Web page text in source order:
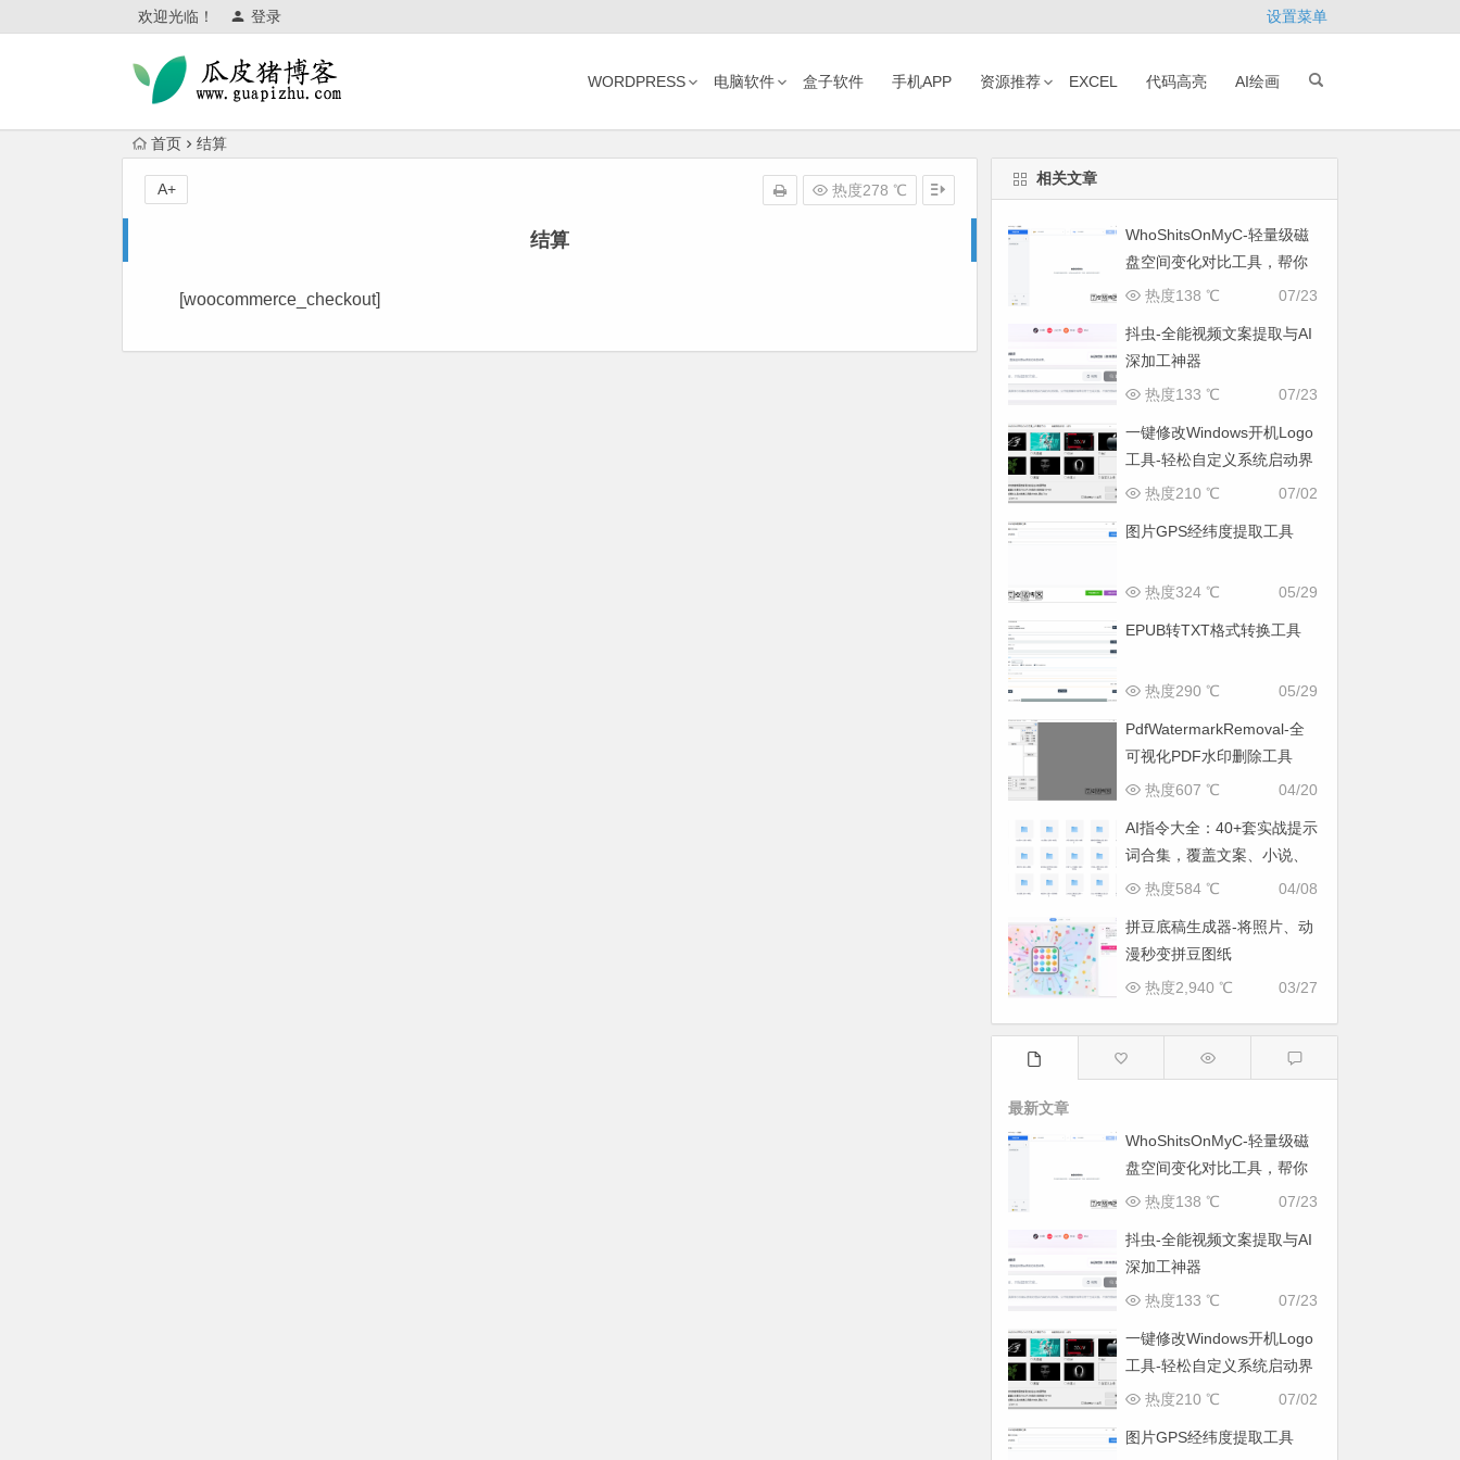
欢迎光临！ 登录 设置菜单
WORDPRESS 电脑软件 盒子软件 手机APP 资源推荐 EXCEL 代码高亮 AI绘画
首页 结算
结算
[woocommerce_checkout]
热度278 ℃
A+
相关文章
WhoShitsOnMyC-轻量级磁
盘空间变化对比工具，帮你
找出“吃掉”空间的罪魁祸首
07/23
热度138 ℃
抖虫-全能视频文案提取与AI
深加工神器
07/23
热度133 ℃
一键修改Windows开机Logo
工具-轻松自定义系统启动界
面
07/02
热度210 ℃
图片GPS经纬度提取工具
05/29
热度324 ℃
EPUB转TXT格式转换工具
05/29
热度290 ℃
PdfWatermarkRemoval-全
可视化PDF水印删除工具
04/20
热度607 ℃
AI指令大全：40+套实战提示
词合集，覆盖文案、小说、
运营全场景
04/08
热度584 ℃
拼豆底稿生成器-将照片、动
漫秒变拼豆图纸
03/27
热度2,940 ℃
最新文章
WhoShitsOnMyC-轻量级磁
盘空间变化对比工具，帮你
找出“吃掉”空间的罪魁祸首
07/23
热度138 ℃
抖虫-全能视频文案提取与AI
深加工神器
07/23
热度133 ℃
一键修改Windows开机Logo
工具-轻松自定义系统启动界
面
07/02
热度210 ℃
图片GPS经纬度提取工具